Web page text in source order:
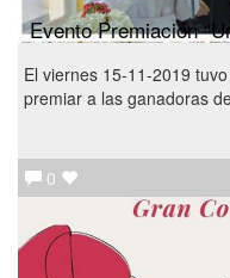
Evento Premiación
El viernes 15-11-2019
premiar a las ganadoras
0